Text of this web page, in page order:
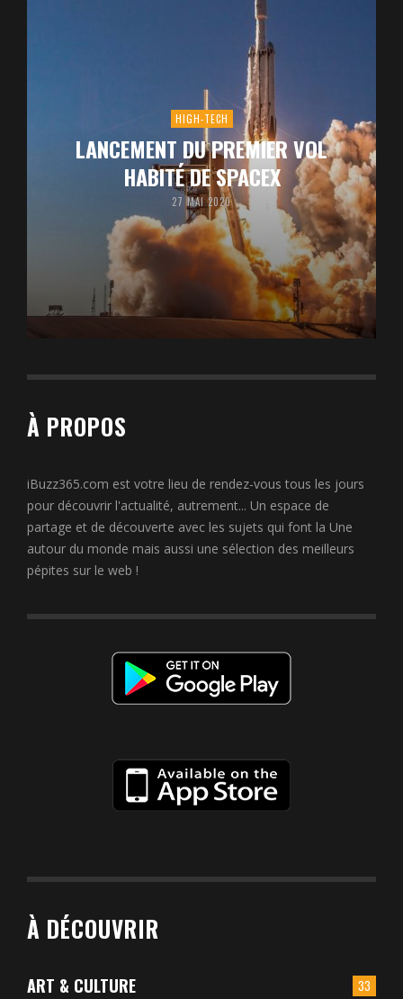
HIGH-TECH
LANCEMENT DU PREMIER VOL
HABITÉ DE SPACEX
27 MAI 2020
À PROPOS
iBuzz365.com est votre lieu de rendez-vous tous les jours
pour découvrir l'actualité, autrement... Un espace de
partage et de découverte avec les sujets qui font la Une
autour du monde mais aussi une sélection des meilleurs
pépites sur le web !
À DÉCOUVRIR
33
ART & CULTURE